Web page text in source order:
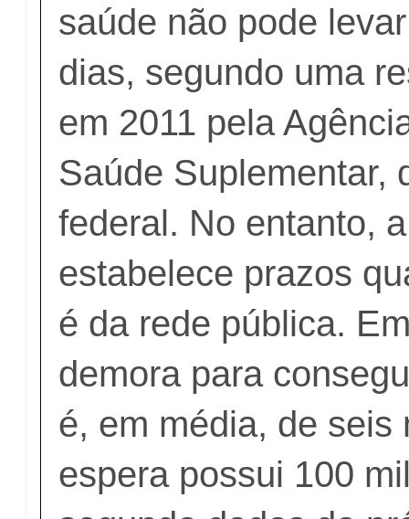
saúde não pode
dias, segundo uma
em 2011 pela
Saúde Suplementar,
federal. No entanto,
estabelece prazos
é da rede pública.
demora para
é, em média, de seis
espera possui 100